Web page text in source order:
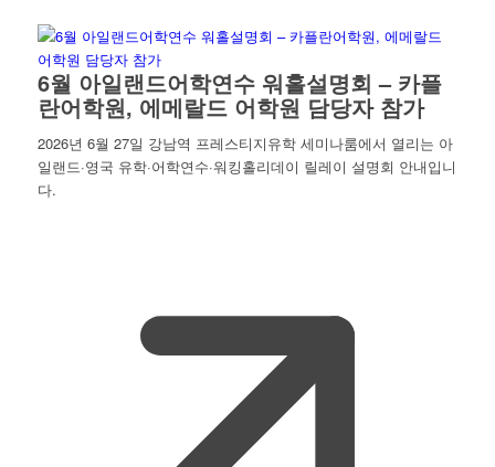
6월 아일랜드어학연수 워홀설명회 – 카플
란어학원, 에메랄드 어학원 담당자 참가
2026년 6월 27일 강남역 프레스티지유학 세미나룸에서 열리는 아
일랜드·영국 유학·어학연수·워킹홀리데이 릴레이 설명회 안내입니
다.